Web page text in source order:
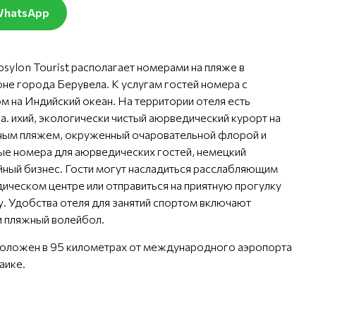
Tourist располагает номерами на пляже в
города Берувела. К услугам гостей номера с
на Индийский океан. На территории отеля есть
ихий, экологически чистый аюрведический курорт на
пляжем, окруженный очаровательной флорой и
номера для аюрведических гостей, немецкий
бизнес. Гости могут насладиться расслабляющим
центре или отправиться на приятную прогулку
Удобства отеля для занятий спортом включают
пляжный волейбол.
в 95 километрах от международного аэропорта